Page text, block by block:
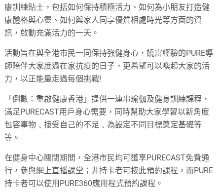
康訓練貼士，包括如何保持積極活力、如何為小朋友打造健
康體格與心靈、如何與家人同享優質相處時光等方面的資
訊，啟動充滿活力的一天。
活動旨在與全港市民一同保持強健身心，饒富經驗的PURE導
師陪伴大家度過在家抗疫的日子，更希望可以喚起大家的活
力，以正能量走過每個挑戰!
「倒數：重啟健康香港」提供一連串瑜伽及健身訓練課程，
滿足PURECAST用戶身心需要，同時幫助大家學習以新角度
包容事物﹑接受自己的不足﹑為設定不同目標奠定基礎等
等。
在健身中心關閉期間，全港市民均可獲享PURECAST免費通
行，參與網上直播課堂；非持卡者可按此預約課程，而PURE
持卡者可以使用PURE360應用程式預約課程。